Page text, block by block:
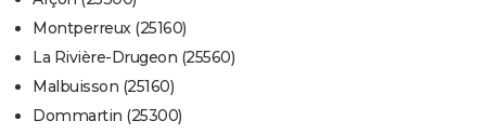
Montperreux (25160)
La Rivière-Drugeon (25560)
Malbuisson (25160)
Dommartin (25300)